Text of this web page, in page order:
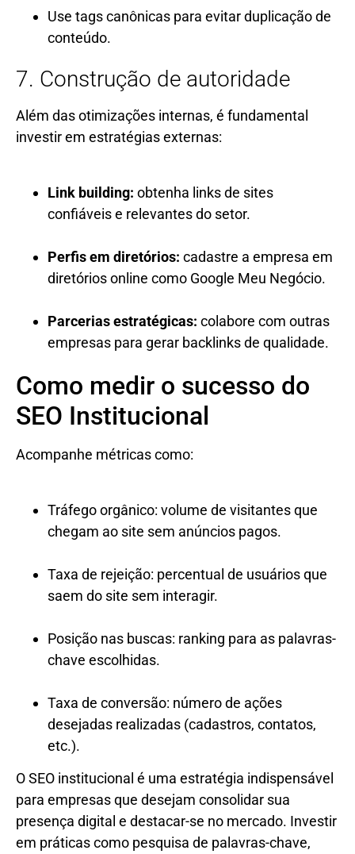
Use tags canônicas para evitar duplicação de
conteúdo.
7. Construção de autoridade
Além das otimizações internas, é fundamental
investir em estratégias externas:
Link building: obtenha links de sites
confiáveis e relevantes do setor.
Perfis em diretórios: cadastre a empresa em
diretórios online como Google Meu Negócio.
Parcerias estratégicas: colabore com outras
empresas para gerar backlinks de qualidade.
Como medir o sucesso do
SEO Institucional
Acompanhe métricas como:
Tráfego orgânico: volume de visitantes que
chegam ao site sem anúncios pagos.
Taxa de rejeição: percentual de usuários que
saem do site sem interagir.
Posição nas buscas: ranking para as palavras-
chave escolhidas.
Taxa de conversão: número de ações
desejadas realizadas (cadastros, contatos,
etc.).
O SEO institucional é uma estratégia indispensável
para empresas que desejam consolidar sua
presença digital e destacar-se no mercado. Investir
em práticas como pesquisa de palavras-chave,